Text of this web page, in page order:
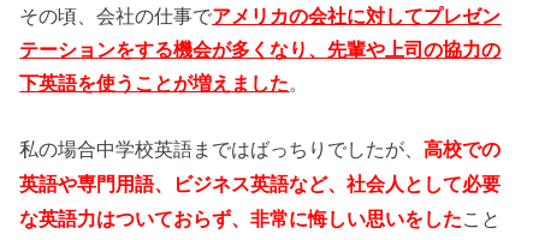
その頃、会社の仕事でアメリカの会社に対してプレゼン
テーションをする機会が多くなり、先輩や上司の協力の
下英語を使うことが増えました。
私の場合中学校英語まではばっちりでしたが、高校での
英語や専門用語、ビジネス英語など、社会人として必要
な英語力はついておらず、非常に悔しい思いをした こと